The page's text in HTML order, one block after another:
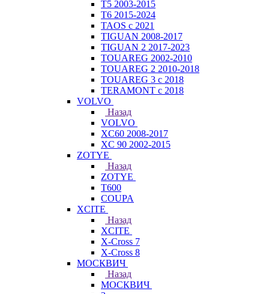
T5 2003-2015
T6 2015-2024
TAOS с 2021
TIGUAN 2008-2017
TIGUAN 2 2017-2023
TOUAREG 2002-2010
TOUAREG 2 2010-2018
TOUAREG 3 с 2018
TERAMONT с 2018
VOLVO
Назад
VOLVO
XC60 2008-2017
XC 90 2002-2015
ZOTYE
Назад
ZOTYE
T600
COUPA
XCITE
Назад
XCITE
X-Cross 7
X-Cross 8
МОСКВИЧ
Назад
МОСКВИЧ